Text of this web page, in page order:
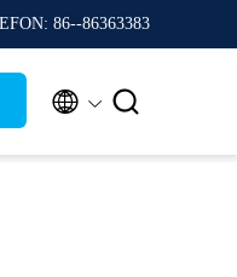
86--86363383
 